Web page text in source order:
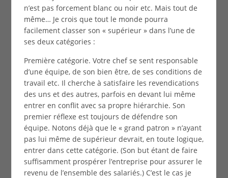
n’est pas forcement blanc ou noir etc. Mais tout de
même… Je crois que tout le monde pourra
facilement classer son « supérieur » dans l’une de
ses deux catégories :
Première catégorie. Votre chef se sent responsable
d’une équipe, de son bien être, de ses conditions de
travail etc. Il cherche à satisfaire les revendications
des uns et des autres, parfois en devant lui même
entrer en conflit avec sa propre hiérarchie. Son
premier réflexe est toujours de défendre son
équipe. Notons déjà que le « grand patron » n’ayant
pas lui même de supérieur devrait, en toute logique,
entrer dans cette catégorie. (Son but étant de faire
suffisamment prospérer l’entreprise pour assurer le
revenu de l’ensemble des salariés.) C’est le cas je